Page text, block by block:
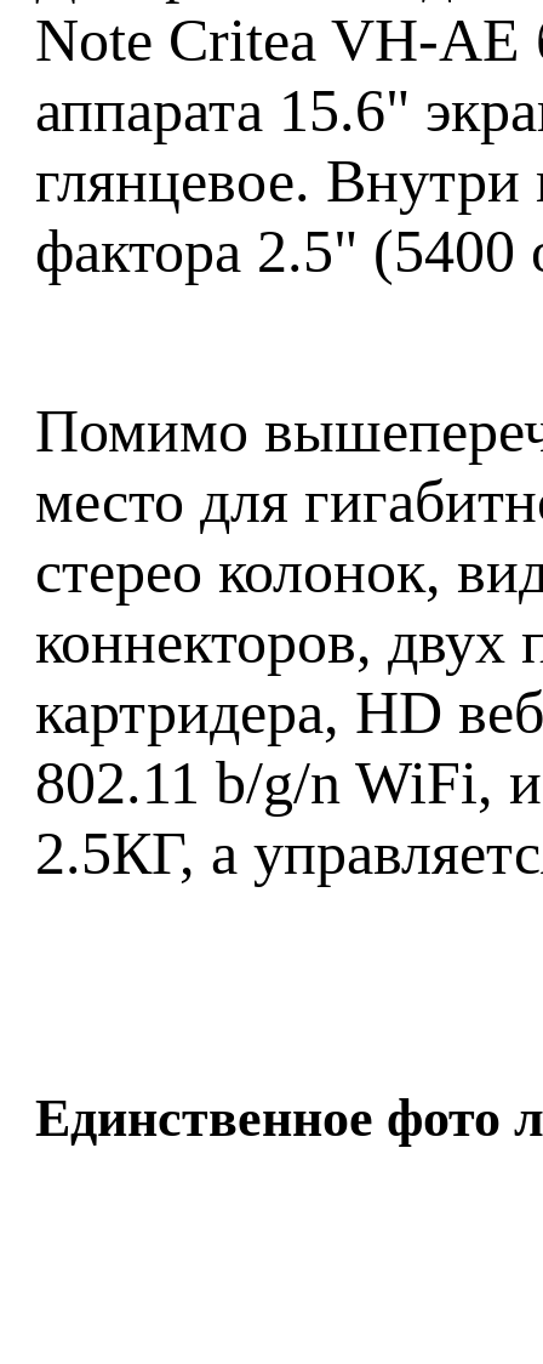
Note Critea VH-AE
аппарата 15.6"
глянцевое. Внутри
фактора 2.5"
Помимо
место для
стерео колонок,
коннекторов,
картридера, HD
802.11 b/g/n WiFi,
2.5КГ, а
Единственное фото